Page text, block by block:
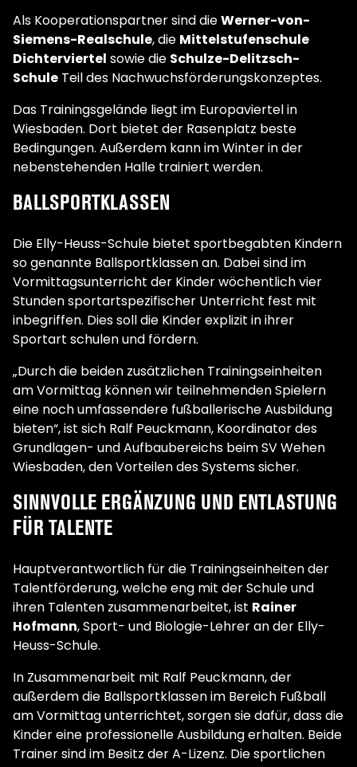
Als Kooperationspartner sind dieWerner-von-
Siemens-Realschule, die Mittelstufenschule
Dichterviertel sowie die Schulze-Delitzsch-
Schule Teil des Nachwuchsförderungskonzeptes.
Das Trainingsgelände liegt im Europaviertel in
Wiesbaden. Dort bietet der Rasenplatz beste
Bedingungen. Außerdem kann im Winter in der
nebenstehenden Halle trainiert werden.
BALLSPORTKLASSEN
Die Elly-Heuss-Schule bietet sportbegabten Kindern
so genannte Ballsportklassen an. Dabei sind im
Vormittagsunterricht der Kinder wöchentlich vier
Stunden sportartspezifischer Unterricht fest mit
inbegriffen. Dies soll die Kinder explizit in ihrer
Sportart schulen und fördern.
„Durch die beiden zusätzlichen Trainingseinheiten
am Vormittag können wir teilnehmenden Spielern
eine noch umfassendere fußballerische Ausbildung
bieten“, ist sich Ralf Peuckmann, Koordinator des
Grundlagen- und Aufbaubereichs beim SV Wehen
Wiesbaden, den Vorteilen des Systems sicher.
SINNVOLLE ERGÄNZUNG UND ENTLASTUNG
FÜR TALENTE
Hauptverantwortlich für die Trainingseinheiten der
Talentförderung, welche eng mit der Schule und
ihren Talenten zusammenarbeitet, ist Rainer
Hofmann, Sport- und Biologie-Lehrer an der Elly-
Heuss-Schule.
In Zusammenarbeit mit Ralf Peuckmann, der
außerdem die Ballsportklassen im Bereich Fußball
am Vormittag unterrichtet, sorgen sie dafür, dass die
Kinder eine professionelle Ausbildung erhalten. Beide
Trainer sind im Besitz der A-Lizenz. Die sportlichen